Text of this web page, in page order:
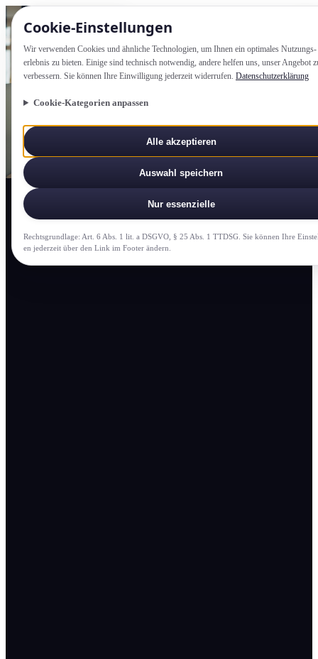
Cookie-Einstellung­en
Wir verwenden Cookies und ähnliche Technologien, um Ihnen ein optimales Nutzungs­
erlebnis zu bieten. Einige sind technisch notwendig, andere helfen uns, unser Angebot
verbessern. Sie können Ihre Einwilligung jederzeit widerrufen. Datenschutzerklärung
Cookie-Kategorien anpassen
Alle akzeptieren
Auswahl speichern
Nur essenzielle
Rechtsgrundlage: Art. 6 Abs. 1 lit. a DSGVO, § 25 Abs. 1 TTDSG. Sie können Ihre
en jederzeit über den Link im Footer ändern.